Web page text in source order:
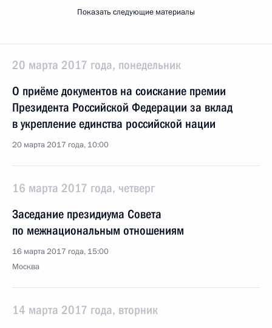
Показать следующие материалы
20 марта 2017 года, понедельник
О приёме документов на соискание премии
Президента Российской Федерации за вклад
в укрепление единства российской нации
20 марта 2017 года, 10:00
16 марта 2017 года, четверг
Заседание президиума Совета
по межнациональным отношениям
16 марта 2017 года, 15:00
Москва
14 марта 2017 года, вторник